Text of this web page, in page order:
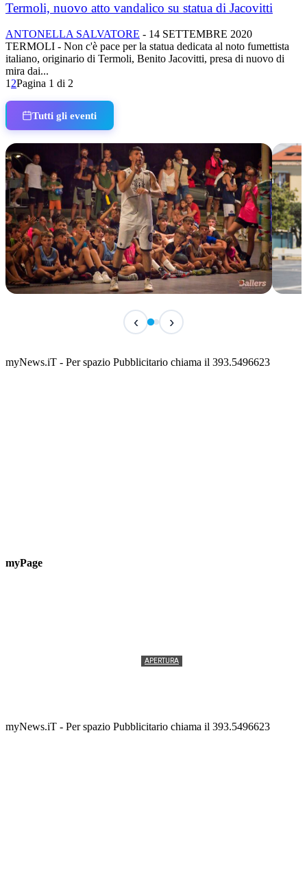
Termoli, nuovo atto vandalico su statua di Jacovitti
ANTONELLA SALVATORE - 14 SETTEMBRE 2020
TERMOLI - Non c'è pace per la statua dedicata al noto fumettista
italiano, originario di Termoli, Benito Jacovitti, presa di nuovo di
mira dai...
1 2Pagina 1 di 2
Tutti gli eventi
Classic Contest 3vs3 Memorial Michele
📅 6 Agosto 2026 · 09:00 · 📍 Lungomare C. Colombo
‹ ›
myNews.iT - Per spazio Pubblicitario chiama il 393.5496623
myPage
APERTURA
myNews.iT - Per spazio Pubblicitario chiama il 393.5496623